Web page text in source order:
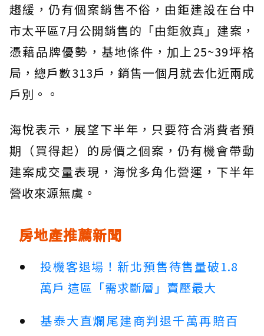
趨緩，仍有個案銷售不俗，由鉅建設在台中
市太平區7月公開銷售的「由鉅敘真」建案，
憑藉品牌優勢，基地條件，加上25~39坪格
局，總戶數313戶，銷售一個月就去化近兩成
戶別。。
海悅表示，展望下半年，只要符合消費者預
期（買得起）的房價之個案，仍有機會帶動
建案成交量表現，海悅多角化營運，下半年
營收來源無虞。
房地產推薦新聞
投機客退場！新北預售待售量破1.8
萬戶 這區「需求斷層」賣壓最大
基泰大直爛尾建商判退千萬再賠百